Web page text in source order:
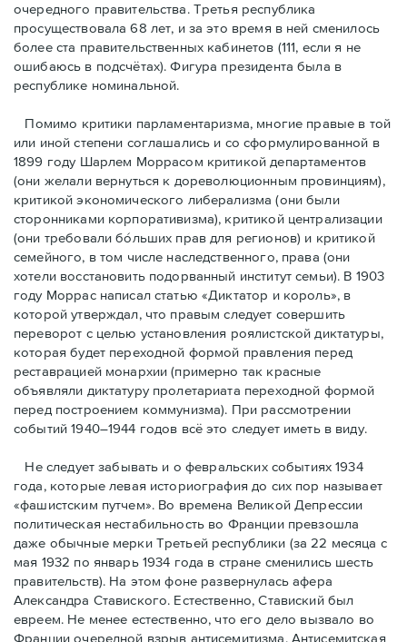
очередного правительства. Третья республика
просуществовала 68 лет, и за это время в ней сменилось
более ста правительственных кабинетов (111, если я не
ошибаюсь в подсчётах). Фигура президента была в
республике номинальной.
Помимо критики парламентаризма, многие правые в той
или иной степени соглашались и со сформулированной в
1899 году Шарлем Моррасом критикой департаментов
(они желали вернуться к дореволюционным провинциям),
критикой экономического либерализма (они были
сторонниками корпоративизма), критикой централизации
(они требовали бóльших прав для регионов) и критикой
семейного, в том числе наследственного, права (они
хотели восстановить подорванный институт семьи). В 1903
году Моррас написал статью «Диктатор и король», в
которой утверждал, что правым следует совершить
переворот с целью установления роялистской диктатуры,
которая будет переходной формой правления перед
реставрацией монархии (примерно так красные
объявляли диктатуру пролетариата переходной формой
перед построением коммунизма). При рассмотрении
событий 1940–1944 годов всё это следует иметь в виду.
Не следует забывать и о февральских событиях 1934
года, которые левая историография до сих пор называет
«фашистским путчем». Во времена Великой Депрессии
политическая нестабильность во Франции превзошла
даже обычные мерки Третьей республики (за 22 месяца с
мая 1932 по январь 1934 года в стране сменились шесть
правительств). На этом фоне развернулась афера
Александра Ставиского. Естественно, Ставиский был
евреем. Не менее естественно, что его дело вызвало во
Франции очередной взрыв антисемитизма. Антисемитская